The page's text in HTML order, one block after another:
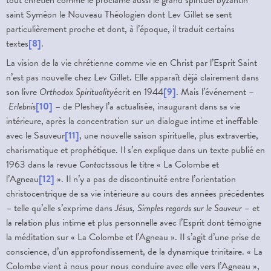
saint Syméon le Nouveau Théologien dont Lev Gillet se sent
particulièrement proche et dont, à l’époque, il traduit certains
textes[8].
La vision de la vie chrétienne comme vie en Christ par l’Esprit Saint
n’est pas nouvelle chez Lev Gillet. Elle apparaît déjà clairement dans
son livre Orthodox Spiritualityécrit en 1944[9]. Mais l’événement –
Erlebnis[10] – de Pleshey l’a actualisée, inaugurant dans sa vie
intérieure, après la concentration sur un dialogue intime et ineffable
avec le Sauveur[11], une nouvelle saison spirituelle, plus extravertie,
charismatique et prophétique. Il s’en explique dans un texte publié en
1963 dans la revue Contactssous le titre « La Colombe et
l’Agneau[12] ». Il n’y a pas de discontinuité entre l’orientation
christocentrique de sa vie intérieure au cours des années précédentes
– telle qu’elle s’exprime dansJésus, Simples regards sur le Sauveur – et
la relation plus intime et plus personnelle avec l’Esprit dont témoigne
la méditation sur « La Colombe et l’Agneau ». Il s’agit d’une prise de
conscience, d’un approfondissement, de la dynamique trinitaire. « La
Colombe vient à nous pour nous conduire avec elle vers l’Agneau »,